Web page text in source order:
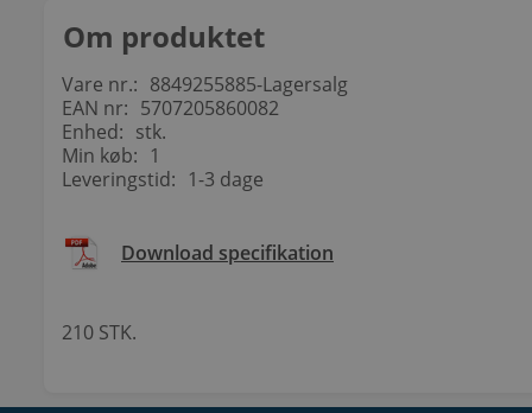
Om produktet
Vare nr.: 8849255885-Lagersalg
EAN nr: 5707205860082
Enhed: stk.
Min køb: 1
Leveringstid: 1-3 dage
Download specifikation
210 STK.